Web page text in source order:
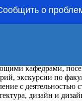
о
Детской
открытых дверей
(Факультет
где были
также вошли
кафедрами,
экскурсии по
с деятельностью
дизайн и